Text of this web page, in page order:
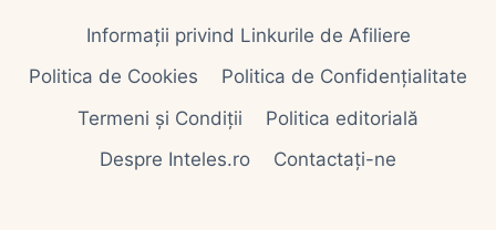
Informații privind Linkurile de Afiliere
Politica de Cookies
Politica de Confidențialitate
Termeni și Condiții
Politica editorială
Despre Inteles.ro
Contactați-ne